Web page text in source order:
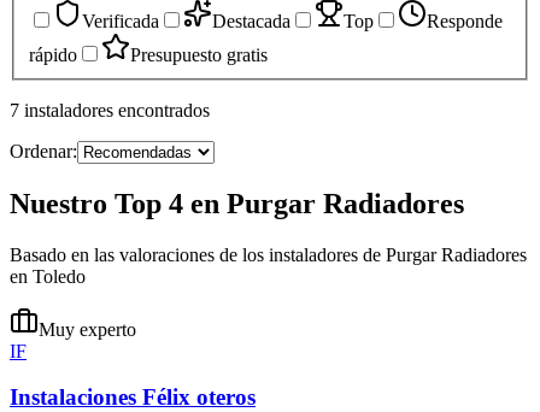
Verificada
Destacada Top
Responde
rápido
Presupuesto gratis
7 instaladores encontrados
Ordenar:
Nuestro Top 4 en Purgar Radiadores
Basado en las valoraciones de los instaladores de Purgar Radiadores
en Toledo
Muy experto
IF
Instalaciones Félix oteros